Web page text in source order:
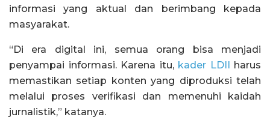
informasi yang aktual dan berimbang kepada
masyarakat.
“Di era digital ini, semua orang bisa menjadi
penyampai informasi. Karena itu, kader LDII harus
memastikan setiap konten yang diproduksi telah
melalui proses verifikasi dan memenuhi kaidah
jurnalistik,” katanya.